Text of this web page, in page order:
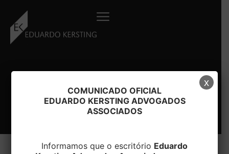
conteúdo
COMUNICADO OFICIAL
EDUARDO KERSTING ADVOGADOS
ASSOCIADOS
Informamos que o escritório Eduardo
x